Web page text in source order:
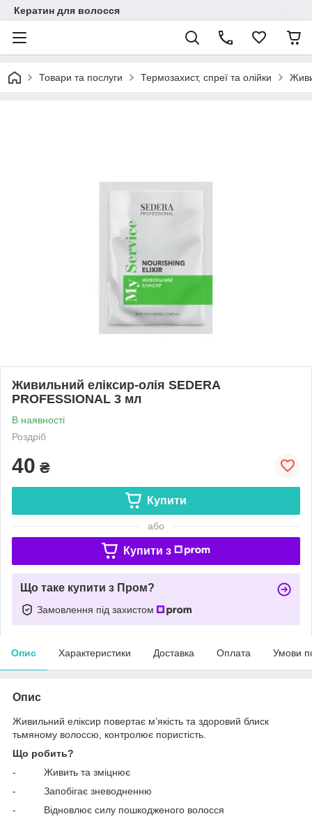
Кератин для волосся
Товари та послуги Термозахист, спреї та олійки
Живильний еліксир-олія SEDERA
PROFESSIONAL 3 мл
В наявності
Роздріб
40 ₴
Купити
або
Купити з
Що таке купити з Пром?
Замовлення під захистом
Опис Характеристики Доставка Оплата Умови
Опис
Живильний еліксир повертає м’якість та здоровий блиск
тьмяному волоссю, контролює пористість.
Що робить?
- Живить та зміцнює
- Запобігає зневодненню
- Відновлює силу пошкодженого волосся